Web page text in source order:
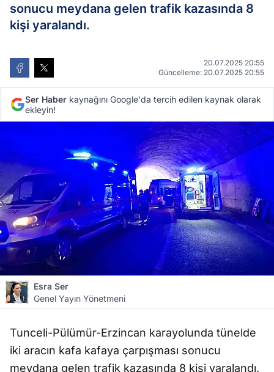
sonucu meydana gelen trafik kazasında 8
kişi yaralandı.
20.07.2025 20:55
Güncelleme: 20.07.2025 20:55
Ser Haber kaynağını Google'da tercih edilen kaynak olarak
ekleyin!
Esra Ser
Genel Yayın Yönetmeni
Tunceli-Pülümür-Erzincan karayolunda tünelde
iki aracın kafa kafaya çarpışması sonucu
meydana gelen trafik kazasında 8 kişi yaralandı.